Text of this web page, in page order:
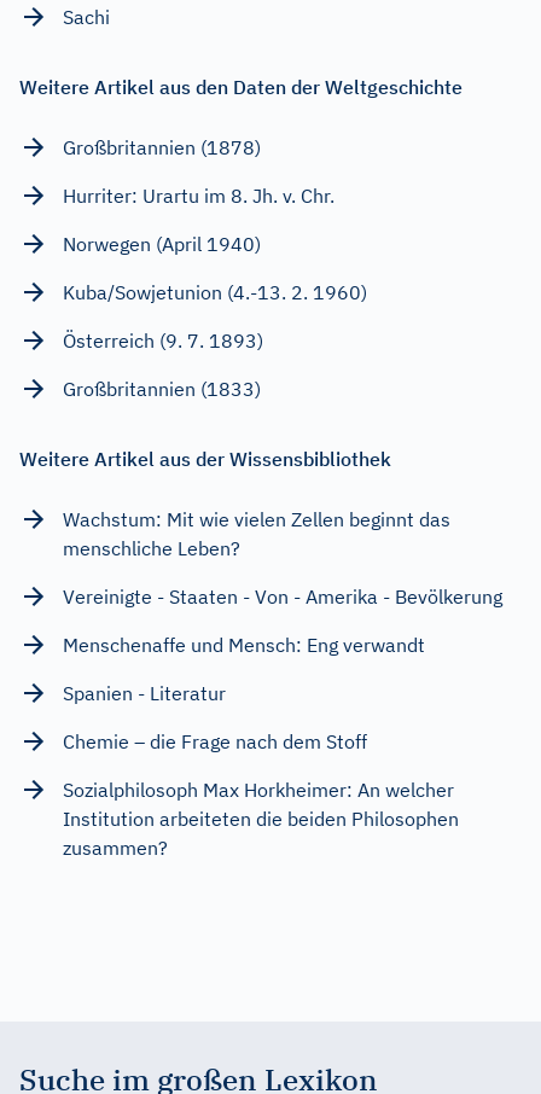
Sachi
Weitere Artikel aus den Daten der Weltgeschichte
Großbritannien (1878)
Hurriter: Urartu im 8. Jh. v. Chr.
Norwegen (April 1940)
Kuba/Sowjetunion (4.-13. 2. 1960)
Österreich (9. 7. 1893)
Großbritannien (1833)
Weitere Artikel aus der Wissensbibliothek
Wachstum: Mit wie vielen Zellen beginnt das
menschliche Leben?
Vereinigte - Staaten - Von - Amerika - Bevölkerung
Menschenaffe und Mensch: Eng verwandt
Spanien - Literatur
Chemie – die Frage nach dem Stoff
Sozialphilosoph Max Horkheimer: An welcher
Institution arbeiteten die beiden Philosophen
zusammen?
Suche im großen Lexikon